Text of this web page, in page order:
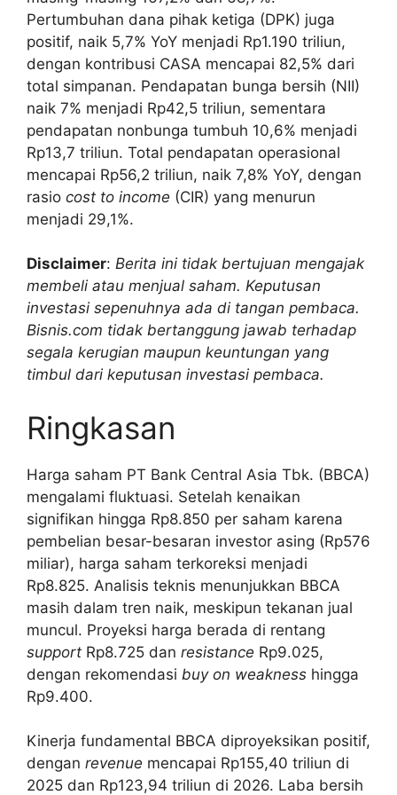
Pertumbuhan dana pihak ketiga (DPK) juga
positif, naik 5,7% YoY menjadi Rp1.190 triliun,
dengan kontribusi CASA mencapai 82,5% dari
total simpanan. Pendapatan bunga bersih (NII)
naik 7% menjadi Rp42,5 triliun, sementara
pendapatan nonbunga tumbuh 10,6% menjadi
Rp13,7 triliun. Total pendapatan operasional
mencapai Rp56,2 triliun, naik 7,8% YoY, dengan
rasio cost to income (CIR) yang menurun
menjadi 29,1%.
Disclaimer: Berita ini tidak bertujuan mengajak
membeli atau menjual saham. Keputusan
investasi sepenuhnya ada di tangan pembaca.
Bisnis.com tidak bertanggung jawab terhadap
segala kerugian maupun keuntungan yang
timbul dari keputusan investasi pembaca.
Ringkasan
Harga saham PT Bank Central Asia Tbk. (BBCA)
mengalami fluktuasi. Setelah kenaikan
signifikan hingga Rp8.850 per saham karena
pembelian besar-besaran investor asing (Rp576
miliar), harga saham terkoreksi menjadi
Rp8.825. Analisis teknis menunjukkan BBCA
masih dalam tren naik, meskipun tekanan jual
muncul. Proyeksi harga berada di rentang
support Rp8.725 dan resistance Rp9.025,
dengan rekomendasi buy on weakness hingga
Rp9.400.
Kinerja fundamental BBCA diproyeksikan positif,
dengan revenue mencapai Rp155,40 triliun di
2025 dan Rp123,94 triliun di 2026. Laba bersih